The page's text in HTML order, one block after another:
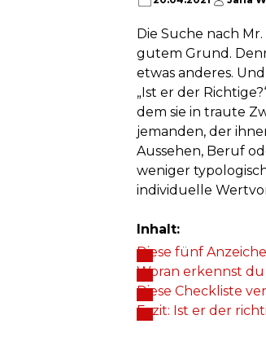
Die Suche nach
gutem Grund.
etwas anderes.
„Ist er der
dem sie in traute
jemanden, der
Aussehen, Beruf
weniger
individuelle
Inhalt:
Diese fünf
Woran erkennst
Diese Checkliste
Fazit: Ist er der